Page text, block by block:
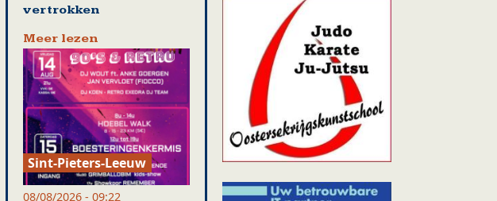
vertrokken
Meer lezen
Sint-Pieters-Leeuw
08/08/2026 - 09:22